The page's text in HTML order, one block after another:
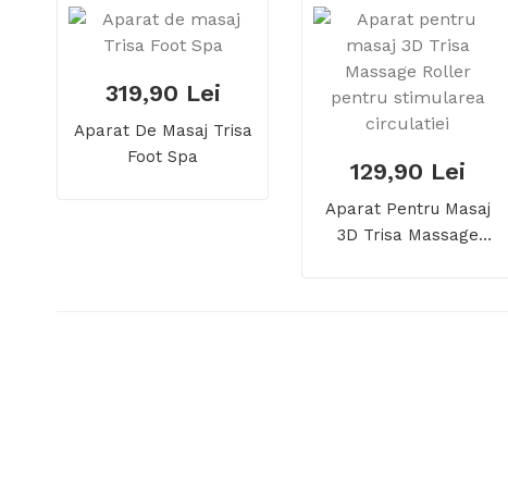
319,90 Lei
Aparat De Masaj Trisa
Foot Spa
129,90 Lei
Aparat Pentru Masaj
3D Trisa Massage